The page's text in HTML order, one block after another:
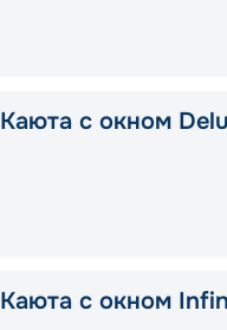
Каюта с окном
Каюта с окном